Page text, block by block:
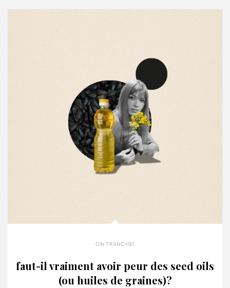
on tranche!
faut-il vraiment avoir peur des seed oils
(ou huiles de graines)?